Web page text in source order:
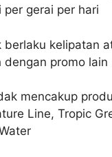
per gerai per hari
berlaku kelipatan
dengan promo lain
mencakup
Line, Tropic